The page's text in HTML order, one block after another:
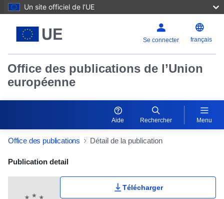
Un site officiel de l’UE
Se connecter français
Office des publications de l’Union
européenne
Aide Rechercher Menu
Office des publications Détail de la publication
Publication Detail Actions Portlet
Publication detail
Télécharger